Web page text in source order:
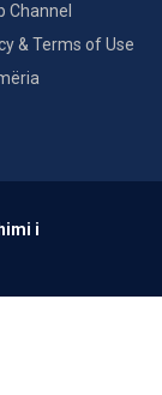
Channel
& Terms of Use
i